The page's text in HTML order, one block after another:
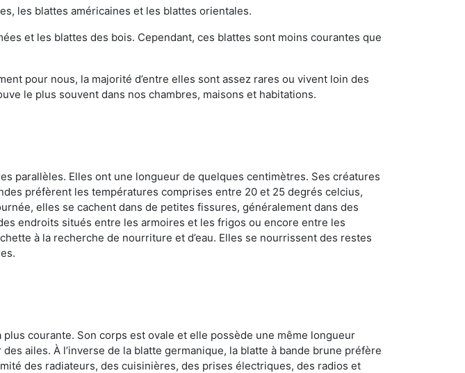
les blattes américaines et les blattes orientales.
et les blattes des bois. Cependant, ces blattes sont moins courantes que
pour nous, la majorité d’entre elles sont assez rares ou vivent loin des
le plus souvent dans nos chambres, maisons et habitations.
parallèles. Elles ont une longueur de quelques centimètres. Ses créatures
préfèrent les températures comprises entre 20 et 25 degrés celcius,
elles se cachent dans de petites fissures, généralement dans des
endroits situés entre les armoires et les frigos ou encore entre les
à la recherche de nourriture et d’eau. Elles se nourrissent des restes
courante. Son corps est ovale et elle possède une même longueur
ailes. À l’inverse de la blatte germanique, la blatte à bande brune préfère
des radiateurs, des cuisinières, des prises électriques, des radios et